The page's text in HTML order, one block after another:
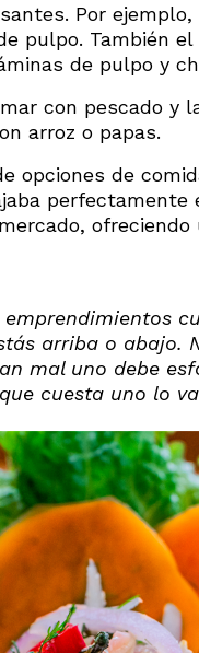
Por ejemplo,
pulpo. También
de pulpo y
con pescado y
arroz o papas.
opciones de
perfectamente
ofreciendo
arriba o abajo.
mal uno debe
cuesta uno lo